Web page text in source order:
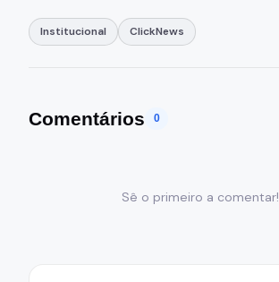
Institucional ClickNews
Comentários 0
Sê o primeiro a comentar!